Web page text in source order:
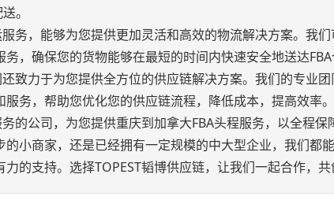
。
务，能够为您提供更加灵活和高效的物流解决方案。我
，确保您的货物能够在最短的时间内快速安全地送达FBA
致力于为您提供全方位的供应链解决方案。我们的专业
务，帮助您优化您的供应链流程，降低成本，提高效率。
的公司，为您提供重庆到加拿大FBA头程服务，以全程保
小商家，还是已经拥有一定规模的中大型企业，我们都
的支持。选择TOPEST韬博供应链，让我们一起合作，共